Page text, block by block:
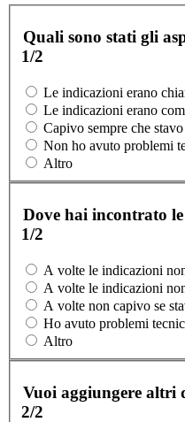
Quali sono stati gli
1/2
Le indicazioni erano
Le indicazioni erano
Capivo sempre che
Non ho avuto problemi
Altro
Dove hai incontrato
1/2
A volte le indicazioni
A volte le indicazioni
A volte non capivo se
Ho avuto problemi
Altro
Vuoi aggiungere altri
2/2